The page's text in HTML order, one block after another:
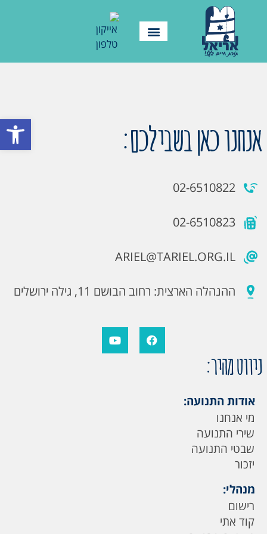
פתח אנחנו כאן בשבילכם:
02-6510822
02-6510823
ARIEL@TARIEL.ORG.IL
ההנהלה הארצית: רחוב הבושם 11, גילה ירושלים
ניווט מהיר:
אודות התנועה:
מי אנחנו
שירי התנועה
שבטי התנועה
יזכור
מנהלי:
רישום
קוד אתי